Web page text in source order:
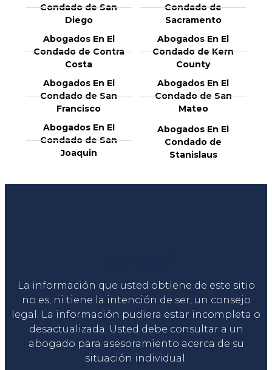
Condado de San
Diego
Condado de
Sacramento
Abogados En El
Condado de Contra
Costa
Abogados En El
Condado de Kern
County
Abogados En El
Condado de San
Francisco
Abogados En El
Condado de San
Mateo
Abogados En El
Condado de San
Joaquin
Abogados En El
Condado de
Stanislaus
La información que usted obtiene de este sitio
no es, ni tiene la intención de ser, un consejo
legal. La información pudiera estar incompleta o
desactualizada. Usted debe consultar a un
abogado para asesoramiento acerca de su
situación individual.